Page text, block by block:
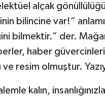
alçak
bilincine var!”
bilmektir.” der.
haber
ve resim olmuştur.
kalın,